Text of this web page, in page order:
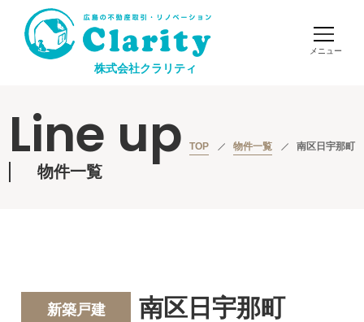
株式会社クラリティ
Line up
物件一覧
TOP 物件一覧 南区日宇那町
新築戸建 南区日宇那町